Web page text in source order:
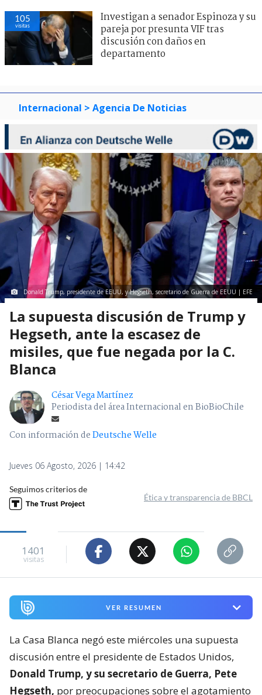
105
visitas
Investigan a senador Espinoza y su
pareja por presunta VIF tras
discusión con daños en
departamento
Internacional > Agencia De Noticias
Donald Trump, presidente de EEUU, y Hegseth, secretario de Guerra de EEUU | EFE
La supuesta discusión de Trump y
Hegseth, ante la escasez de
misiles, que fue negada por la C.
Blanca
César Vega Martínez
Periodista del área Internacional en BioBioChile
Con información deDeutsche Welle
Jueves 06 Agosto, 2026 | 14:42
Seguimos criterios de
Ética y transparencia de BBCL
1401
visitas
VER RESUMEN
La Casa Blanca negó este miércoles una supuesta
discusión entre el presidente de Estados Unidos,
Donald Trump, y su secretario de Guerra, Pete
Hegseth, por preocupaciones sobre el agotamiento